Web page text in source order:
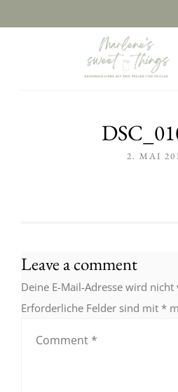
2. MAI
Leave a comment
Deine E-Mail-Adresse wird
Erforderliche Felder sind mit *